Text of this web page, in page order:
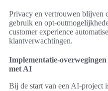
Privacy en vertrouwen blijven
gebruik en opt-
customer experience
klantverwachtingen.
Implementatie-
met AI
Bij de start van een AI-project